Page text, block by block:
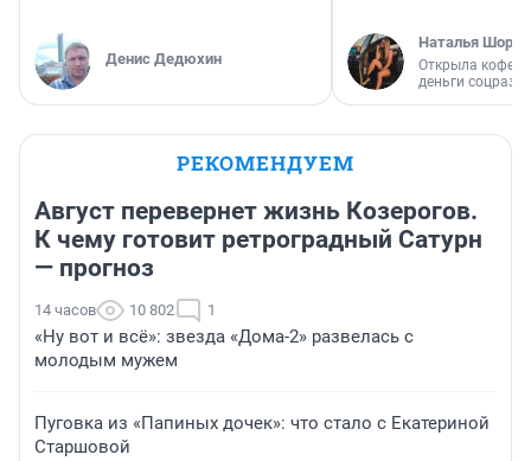
Денис Дедюхин
Наталья
Открыла
деньги
РЕКОМЕНДУЕМ
Август перевернет жизнь Козерогов.
К чему готовит ретроградный Сатурн
— прогноз
14 часов 10 802 1
«Ну вот и всё»: звезда «Дома-2» развелась с
молодым мужем
Пуговка из «Папиных дочек»: что стало с Екатериной
Старшовой